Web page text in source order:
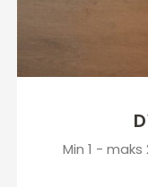
Min 1 - maks